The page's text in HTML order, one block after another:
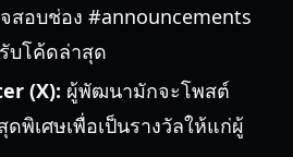
สอบช่อง #announcements
บโค้ดล่าสุด
(X): ผู้พัฒนามักจะโพสต์
พิเศษเพื่อเป็นรางวัลให้แก่ผู้